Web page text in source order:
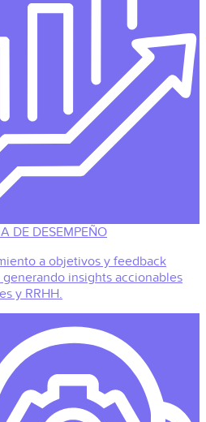
DE DESEMPEÑO
a objetivos y feedback
insights accionables
y RRHH.